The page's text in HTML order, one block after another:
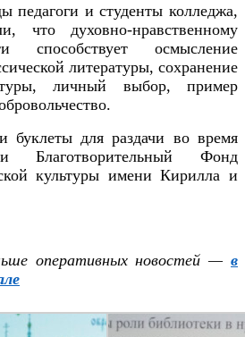
педагоги и студенты колледжа,
что духовно-нравственному
способствует осмысление
литературы, сохранение
личный выбор, пример
буклеты для раздачи во время
Благотворительный Фонд
культуры имени Кирилла и
оперативных новостей — в